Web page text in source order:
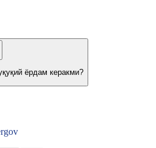
ёрдам керакми?